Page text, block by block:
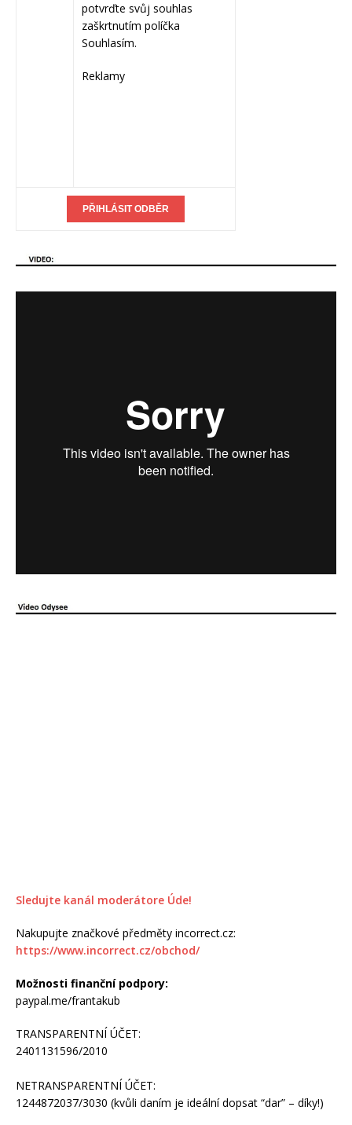
potvrďte svůj souhlas
zaškrtnutím políčka
Souhlasím.
Reklamy
Sledujte kanál moderátore Úde!
Nakupujte značkové předměty incorrect.cz:
https://www.incorrect.cz/obchod/
Možnosti finanční podpory:
paypal.me/frantakub
TRANSPARENTNÍ ÚČET:
2401131596/2010
NETRANSPARENTNÍ ÚČET:
1244872037/3030 (kvůli daním je ideální dopsat “dar” – díky!)